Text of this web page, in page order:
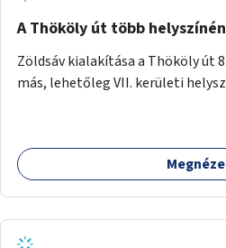
A Thököly út több
Zöldsáv kialakítása a Thököly út
más, lehetőleg VII. kerületi